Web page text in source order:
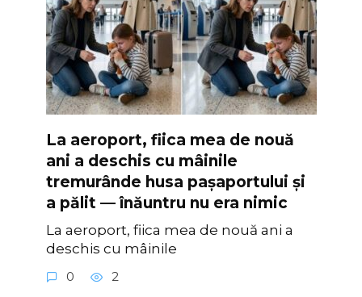
La aeroport, fiica mea de nouă
ani a deschis cu mâinile
tremurânde husa pașaportului și
a pălit — înăuntru nu era nimic
La aeroport, fiica mea de nouă ani a
deschis cu mâinile
0 2